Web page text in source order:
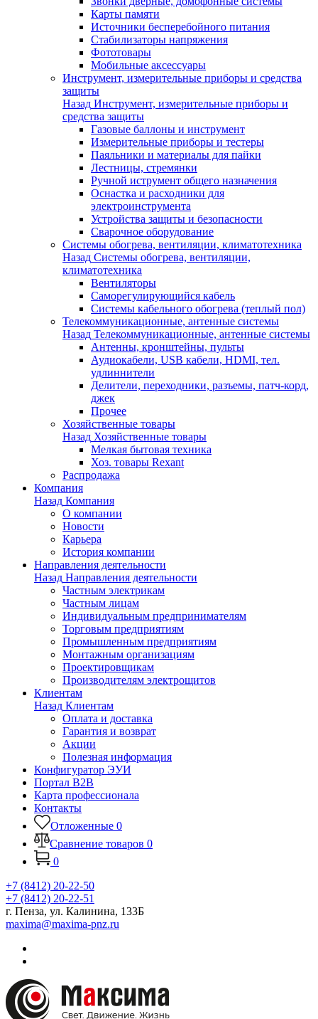
Карты памяти
Источники бесперебойного питания
Стабилизаторы напряжения
Фототовары
Мобильные аксессуары
Инструмент, измерительные приборы и средства
защиты
Назад Инструмент, измерительные приборы и
средства защиты
Газовые баллоны и инструмент
Измерительные приборы и тестеры
Паяльники и материалы для пайки
Лестницы, стремянки
Ручной иструмент общего назначения
Оснастка и расходники для
электроинструмента
Устройства защиты и безопасности
Сварочное оборудование
Системы обогрева, вентиляции, климатотехника
Назад Системы обогрева, вентиляции,
климатотехника
Вентиляторы
Саморегулирующийся кабель
Системы кабельного обогрева (теплый пол)
Телекоммуникационные, антенные системы
Назад Телекоммуникационные, антенные системы
Антенны, кронштейны, пульты
Аудиокабели, USB кабели, HDMI, тел.
удлиннители
Делители, переходники, разъемы, патч-корд,
джек
Прочее
Хозяйственные товары
Назад Хозяйственные товары
Мелкая бытовая техника
Хоз. товары Rexant
Распродажа
Компания
Назад Компания
О компании
Новости
Карьера
История компании
Направления деятельности
Назад Направления деятельности
Частным электрикам
Частным лицам
Индивидуальным предпринимателям
Торговым предприятиям
Промышленным предприятиям
Монтажным организациям
Проектировщикам
Производителям электрощитов
Клиентам
Назад Клиентам
Оплата и доставка
Гарантия и возврат
Акции
Полезная информация
Конфигуратор ЭУИ
Портал B2B
Карта профессионала
Контакты
Отложенные 0
Сравнение товаров 0
0
+7 (8412) 20-22-50
+7 (8412) 20-22-51
г. Пенза, ул. Калинина, 133Б
maxima@maxima-pnz.ru